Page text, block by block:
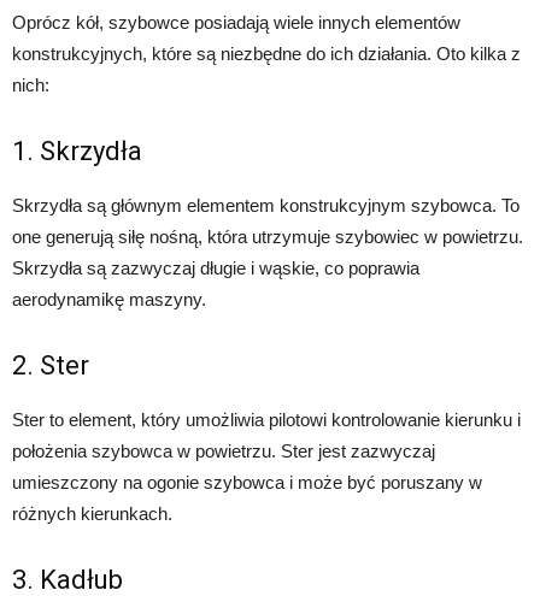
Oprócz kół, szybowce posiadają wiele innych elementów
konstrukcyjnych, które są niezbędne do ich działania. Oto kilka z
nich:
1. Skrzydła
Skrzydła są głównym elementem konstrukcyjnym szybowca. To
one generują siłę nośną, która utrzymuje szybowiec w powietrzu.
Skrzydła są zazwyczaj długie i wąskie, co poprawia
aerodynamikę maszyny.
2. Ster
Ster to element, który umożliwia pilotowi kontrolowanie kierunku i
położenia szybowca w powietrzu. Ster jest zazwyczaj
umieszczony na ogonie szybowca i może być poruszany w
różnych kierunkach.
3. Kadłub